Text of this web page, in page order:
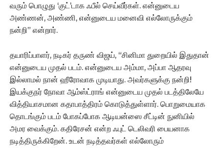
வரும் பொழுது ‘குட்’டாக ஃபீல் செய்வீர்கள். என்னுடைய
அண்ணன், அண்ணி, என்னுடைய மனைவி எல்லோருக்கும்
நன்றி” என்றார்.
தயாரிப்பாளர், நடிகர் தருண் விஜய், “சினிமா துறையில் இதுதான்
என்னுடைய முதல் படம். என்னுடைய அம்மா, அப்பா ஆதரவு
இல்லாமல் நான் ஹீரோவாக முடியாது. அவர்களுக்கு நன்றி!
இயக்குநர் நோவா ஆம்ஸ்ட்ராங் என்னுடைய முதல் படத்திலேயே
வித்தியாசமான கதாபாத்திரம் கொடுத்துள்ளார். பொறுமையாக
தொடங்கும் படம் போகப்போக ஆடியன்ஸை சீட்டின் நுனியில்
அமர வைக்கும். கதிரேசன் என்ற ஃபுட் டெலிவரி பையனாக
நடித்திருக்கிறேன். உடன் நடித்தவர்கள் எல்லோரும்